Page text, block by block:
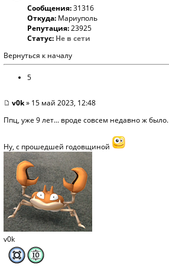
Сообщения:31316
Откуда: Мариуполь
Репутация:23925
Статус: Не в сети
Вернуться к началу
5
v0k» 15 май 2023, 12:48
Ппц, уже 9 лет... вроде совсем недавно ж было.
Ну, с прошедшей годовщиной
v0k